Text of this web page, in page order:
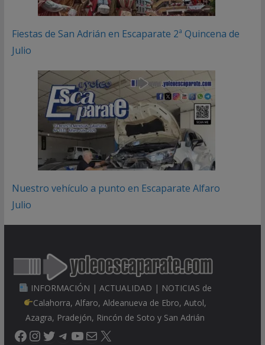
Fiestas de San Adrián en Escaparate 2ª Quincena de
Julio
Nuestro vehículo a punto en Escaparate Alfaro
Julio
INFORMACIÓN | ACTUALIDAD | NOTICIAS de
Calahorra, Alfaro, Aldeanueva de Ebro, Autol,
Azagra, Pradejón, Rincón de Soto y San Adrián
Facebook
Instagram
Twitter
Telegram
YouTube
Correo electrónico
X